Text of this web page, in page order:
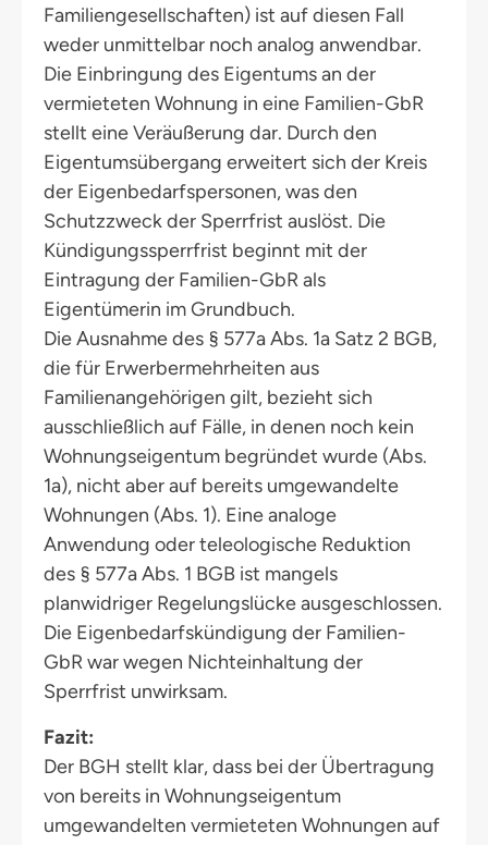
Familiengesellschaften) ist auf diesen Fall
weder unmittelbar noch analog anwendbar.
Die Einbringung des Eigentums an der
vermieteten Wohnung in eine Familien-GbR
stellt eine Veräußerung dar. Durch den
Eigentumsübergang erweitert sich der Kreis
der Eigenbedarfspersonen, was den
Schutzzweck der Sperrfrist auslöst. Die
Kündigungssperrfrist beginnt mit der
Eintragung der Familien-GbR als
Eigentümerin im Grundbuch.
Die Ausnahme des § 577a Abs. 1a Satz 2 BGB,
die für Erwerbermehrheiten aus
Familienangehörigen gilt, bezieht sich
ausschließlich auf Fälle, in denen noch kein
Wohnungseigentum begründet wurde (Abs.
1a), nicht aber auf bereits umgewandelte
Wohnungen (Abs. 1). Eine analoge
Anwendung oder teleologische Reduktion
des § 577a Abs. 1 BGB ist mangels
planwidriger Regelungslücke ausgeschlossen.
Die Eigenbedarfskündigung der Familien-
GbR war wegen Nichteinhaltung der
Sperrfrist unwirksam.
Fazit:
Der BGH stellt klar, dass bei der Übertragung
von bereits in Wohnungseigentum
umgewandelten vermieteten Wohnungen auf